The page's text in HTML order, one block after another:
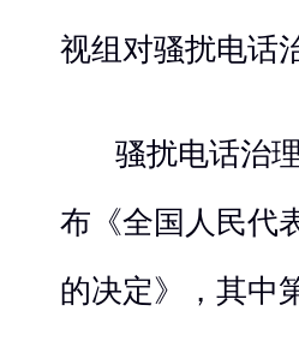
视组对骚扰电话
骚扰电话治
布《全国人民代
的决定》，其中